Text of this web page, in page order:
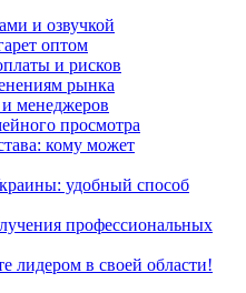
и озвучкой
оптом
и рисков
рынка
менеджеров
просмотра
кому может
удобный способ
профессиональных
лидером в своей области!